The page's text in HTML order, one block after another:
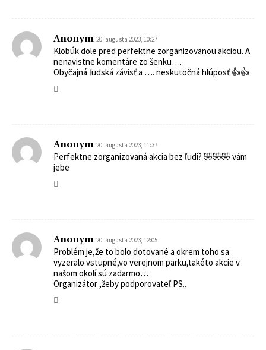
Anonym 20. augusta 2023, 10:27
Klobúk dole pred perfektne zorganizovanou akciou. A
nenavistne komentáre zo šenku….
Obyčajná ľudská závisť a …. neskutočná hlúposť 👍👍
Anonym 20. augusta 2023, 11:37
Perfektne zorganizovaná akcia bez ľudí? 🤣🤣🤣 vám
jebe
Anonym 20. augusta 2023, 12:05
Problém je,že to bolo dotované a okrem toho sa
vyzeralo vstupné,vo verejnom parku,takéto akcie v
našom okolí sú zadarmo…
Organizátor ,žeby podporovateľ PS..